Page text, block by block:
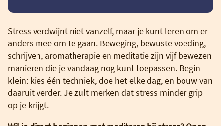
Stress verdwijnt niet vanzelf, maar je kunt leren om er
anders mee om te gaan. Beweging, bewuste voeding,
schrijven, aromatherapie en meditatie zijn vijf bewezen
manieren die je vandaag nog kunt toepassen. Begin
klein: kies één techniek, doe het elke dag, en bouw van
daaruit verder. Je zult merken dat stress minder grip
op je krijgt.